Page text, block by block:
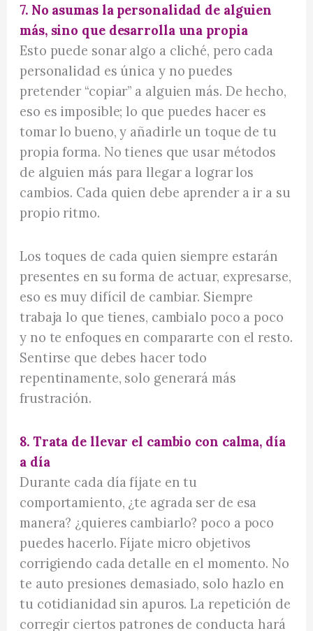
7. No asumas la personalidad de alguien
más, sino que desarrolla una propia
Esto puede sonar algo a cliché, pero cada
personalidad es única y no puedes
pretender “copiar” a alguien más. De hecho,
eso es imposible; lo que puedes hacer es
tomar lo bueno, y añadirle un toque de tu
propia forma. No tienes que usar métodos
de alguien más para llegar a lograr los
cambios. Cada quien debe aprender a ir a su
propio ritmo.
Los toques de cada quien siempre estarán
presentes en su forma de actuar, expresarse,
eso es muy difícil de cambiar. Siempre
trabaja lo que tienes, cambialo poco a poco
y no te enfoques en compararte con el resto.
Sentirse que debes hacer todo
repentinamente, solo generará más
frustración.
8. Trata de llevar el cambio con calma, día
a día
Durante cada día fíjate en tu
comportamiento, ¿te agrada ser de esa
manera? ¿quieres cambiarlo? poco a poco
puedes hacerlo. Fíjate micro objetivos
corrigiendo cada detalle en el momento. No
te auto presiones demasiado, solo hazlo en
tu cotidianidad sin apuros. La repetición de
corregir ciertos patrones de conducta hará